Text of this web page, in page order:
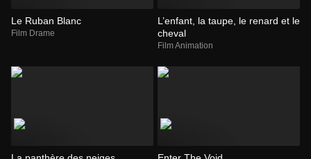
Le Ruban Blanc
Film Drame
L’enfant, la taupe, le renard et le
cheval
Film Animation